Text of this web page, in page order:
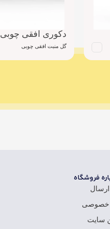
دکوری افقی چوبی 6420
گل منبت افقی چوبی
فروشگاه
خصوصی
سایت